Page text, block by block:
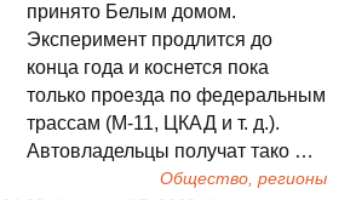
принято Белым домом.
Эксперимент продлится до
конца года и коснется пока
только проезда по федеральным
трассам (М-11, ЦКАД и т. д.).
Автовладельцы получат тако …
Общество, регионы